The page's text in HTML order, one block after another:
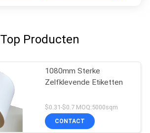
Top Producten
1080mm Sterke
Zelfklevende Etiketten
$0.31-$0.7 MOQ:5000sqm
CONTACT